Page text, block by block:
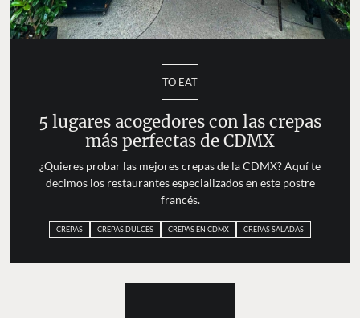
TO EAT
5 lugares acogedores con las crepas
más perfectas de CDMX
¿Quieres probar las mejores crepas de la CDMX? Aquí te
decimos los restaurantes especializados en este postre
francés.
CREPAS CREPAS DULCES CREPAS EN CDMX CREPAS SALADAS